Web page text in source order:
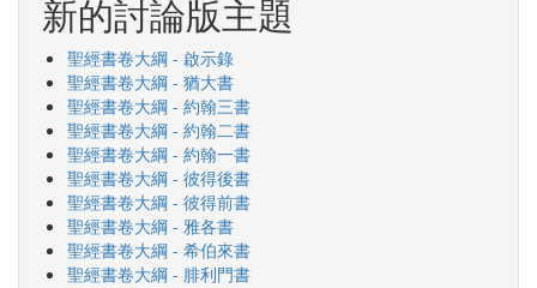
新的討論版主題
聖經書卷大綱 - 啟示錄
聖經書卷大綱 - 猶大書
聖經書卷大綱 - 約翰三書
聖經書卷大綱 - 約翰二書
聖經書卷大綱 - 約翰一書
聖經書卷大綱 - 彼得後書
聖經書卷大綱 - 彼得前書
聖經書卷大綱 - 雅各書
聖經書卷大綱 - 希伯來書
聖經書卷大綱 - 腓利門書